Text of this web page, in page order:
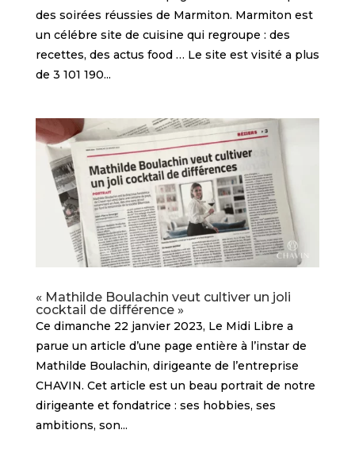
des soirées réussies de Marmiton. Marmiton est
un célébre site de cuisine qui regroupe : des
recettes, des actus food … Le site est visité a plus
de 3 101 190...
« Mathilde Boulachin veut cultiver un joli
cocktail de différence »
Ce dimanche 22 janvier 2023, Le Midi Libre a
parue un article d’une page entière à l’instar de
Mathilde Boulachin, dirigeante de l’entreprise
CHAVIN. Cet article est un beau portrait de notre
dirigeante et fondatrice : ses hobbies, ses
ambitions, son...